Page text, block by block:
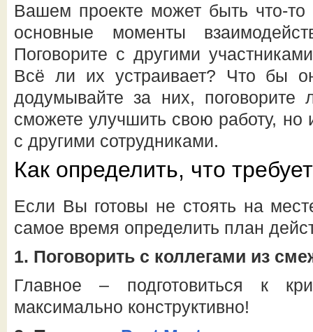
Вашем проекте может быть что-то
основные моменты
Поговорите с другими
Всё ли их устраивает? Что бы
додумывайте за них,
сможете улучшить свою работу, но
с другими сотрудниками.
Как определить, что
Если Вы готовы не стоять на
самое время определить план
1. Поговорить с коллегами из
Главное – подготовиться к
максимально конструктивно!